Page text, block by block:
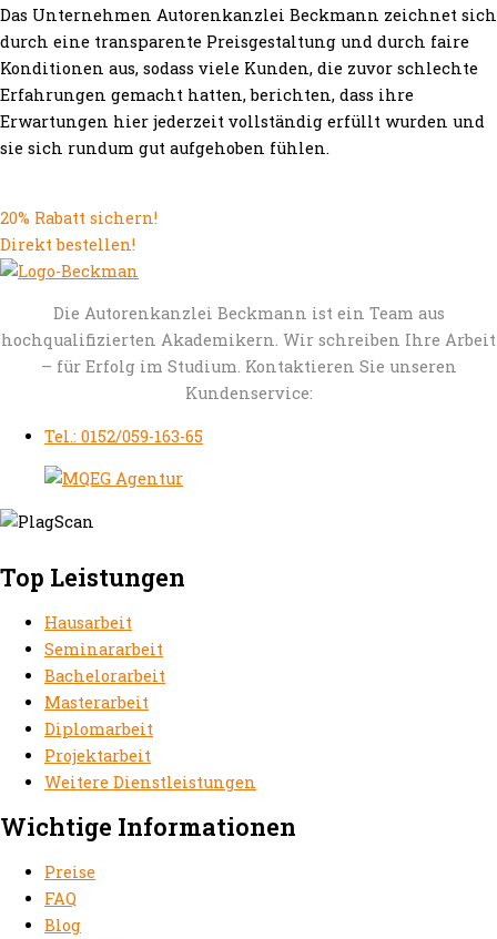
Das Unternehmen Autorenkanzlei Beckmann zeichnet sich
durch eine transparente Preisgestaltung und durch faire
Konditionen aus, sodass viele Kunden, die zuvor schlechte
Erfahrungen gemacht hatten, berichten, dass ihre
Erwartungen hier jederzeit vollständig erfüllt wurden und
sie sich rundum gut aufgehoben fühlen.
20% Rabatt sichern!
Direkt bestellen!
Die Autorenkanzlei Beckmann ist ein Team aus
hochqualifizierten Akademikern. Wir schreiben Ihre Arbeit
– für Erfolg im Studium. Kontaktieren Sie unseren
Kundenservice:
Tel.: 0152/059-163-65
Top Leistungen
Hausarbeit
Seminararbeit
Bachelorarbeit
Masterarbeit
Diplomarbeit
Projektarbeit
Weitere Dienstleistungen
Wichtige Informationen
Preise
FAQ
Blog